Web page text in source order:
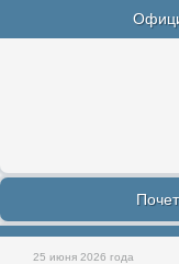
25 июня 2026 года